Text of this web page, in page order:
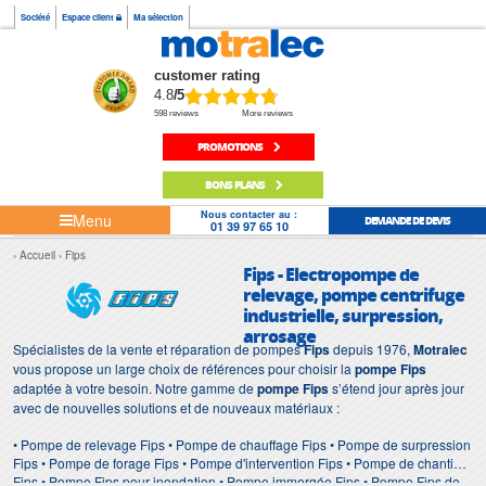
Société Espace client Ma sélection
customer rating
4.8/5
598 reviews More reviews
PROMOTIONS
BONS PLANS
Menu Nous contacter au :
01 39 97 65 10 DEMANDE DE DEVIS
Accueil Fips
Fips - Electropompe de
relevage, pompe centrifuge
industrielle, surpression,
arrosage
Spécialistes de la vente et réparation de pompesFipsdepuis 1976, Motralec
vous propose un large choix de références pour choisir la pompe Fips
adaptée à votre besoin. Notre gamme depompe Fipss’étend jour après jour
avec de nouvelles solutions et de nouveaux matériaux :
• Pompe de relevage Fips • Pompe de chauffage Fips • Pompe de surpression
Fips • Pompe de forage Fips • Pompe d'intervention Fips • Pompe de chantier
Fips • Pompe Fips pour inondation • Pompe immergée Fips • Pompe Fips de